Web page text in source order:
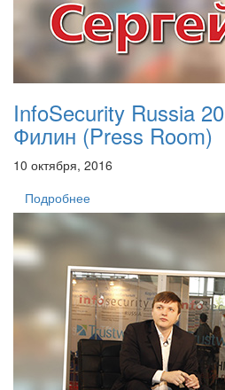
InfoSecurity Russia
Филин (Press Room)
10 октября, 2016
Подробнее